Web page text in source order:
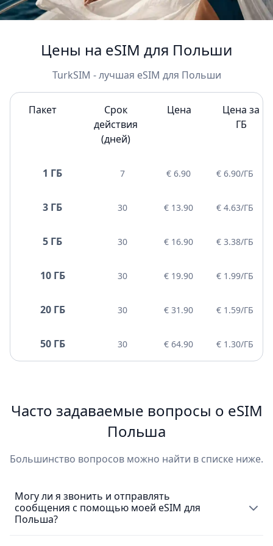
Цены на eSIM для Польши
TurkSIM - лучшая eSIM для Польши
Пакет
Срок
действия
(дней)
Цена
Цена за
ГБ
1 ГБ 7 € 6.90 € 6.90/ГБ
3 ГБ 30 € 13.90 € 4.63/ГБ
5 ГБ 30 € 16.90 € 3.38/ГБ
10 ГБ 30 € 19.90 € 1.99/ГБ
20 ГБ 30 € 31.90 € 1.59/ГБ
50 ГБ 30 € 64.90 € 1.30/ГБ
Часто задаваемые вопросы о eSIM
Польша
Большинство вопросов можно найти в списке ниже.
Могу ли я звонить и отправлять
сообщения с помощью моей eSIM для
Польша?